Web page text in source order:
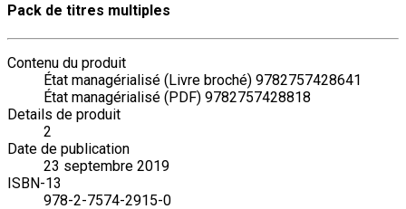
Pack de titres multiples
Contenu du produit
État managérialisé (Livre broché) 9782757428641
État managérialisé (PDF) 9782757428818
Details de produit
2
Date de publication
23 septembre 2019
ISBN-13
978-2-7574-2915-0